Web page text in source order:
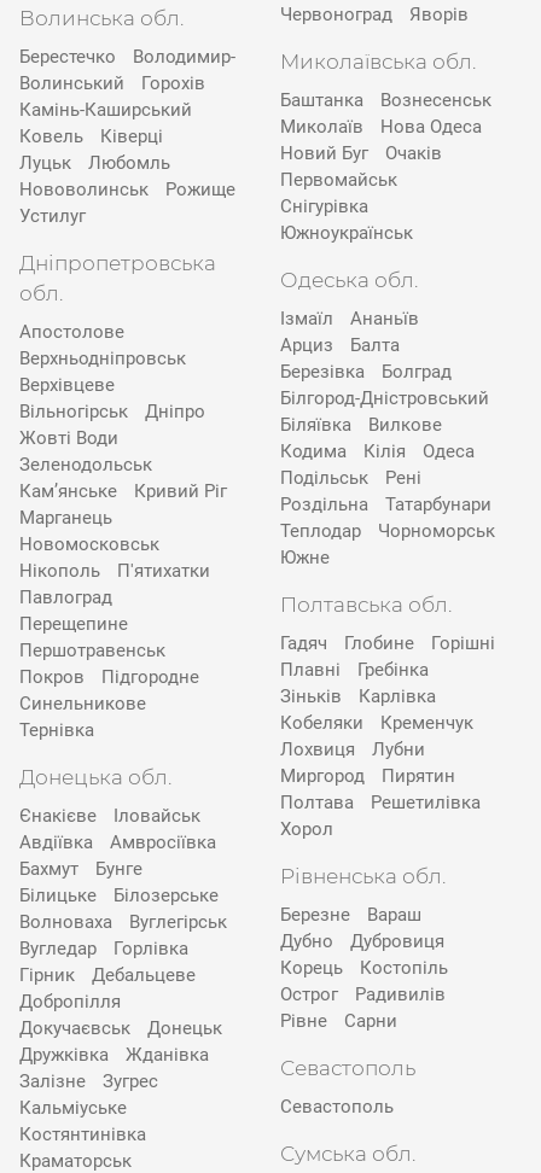
Волинська обл.
Берестечко
Володимир-
Волинський
Горохів
Камінь-Каширський
Ковель
Ківерці
Луцьк
Любомль
Нововолинськ
Рожище
Устилуг
Дніпропетровська
обл.
Апостолове
Верхньодніпровськ
Верхівцеве
Вільногірськ
Дніпро
Жовті Води
Зеленодольськ
Кам’янське
Кривий Ріг
Марганець
Новомосковськ
Нікополь
П'ятихатки
Павлоград
Перещепине
Першотравенськ
Покров
Підгородне
Синельникове
Тернівка
Донецька обл.
Єнакієве
Іловайськ
Авдіївка
Амвросіївка
Бахмут
Бунге
Білицьке
Білозерське
Волноваха
Вуглегірськ
Вугледар
Горлівка
Гірник
Дебальцеве
Добропілля
Докучаєвськ
Донецьк
Дружківка
Жданівка
Залізне
Зугрес
Кальміуське
Костянтинівка
Краматорськ
Червоноград
Яворів
Миколаївська обл.
Баштанка
Вознесенськ
Миколаїв
Нова Одеса
Новий Буг
Очаків
Первомайськ
Снігурівка
Южноукраїнськ
Одеська обл.
Ізмаїл
Ананьїв
Арциз
Балта
Березівка
Болград
Білгород-Дністровський
Біляївка
Вилкове
Кодима
Кілія
Одеса
Подільськ
Рені
Роздільна
Татарбунари
Теплодар
Чорноморськ
Южне
Полтавська обл.
Гадяч Глобине
Горішні
Плавні
Гребінка
Зіньків
Карлівка
Кобеляки
Кременчук
Лохвиця
Лубни
Миргород
Пирятин
Полтава
Решетилівка
Хорол
Рівненська обл.
Березне
Вараш
Дубно
Дубровиця
Корець
Костопіль
Острог
Радивилів
Рівне
Сарни
Севастополь
Севастополь
Сумська обл.